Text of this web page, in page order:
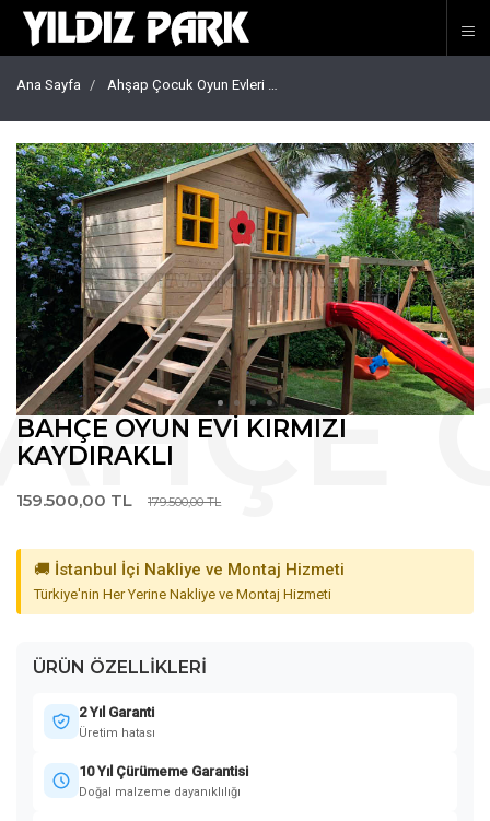
Ana Sayfa Ahşap Çocuk Oyun Evleri
BAHÇE OYUN EVI KIRMIZI
KAYDIRAKLI
159.500,00 TL 179.500,00 TL
🚚 İstanbul İçi Nakliye ve Montaj Hizmeti
Türkiye'nin Her Yerine Nakliye ve Montaj Hizmeti
ÜRÜN ÖZELLIKLERI
2 Yıl Garanti
Üretim hatası
10 Yıl Çürümeme Garantisi
Doğal malzeme dayanıklılığı